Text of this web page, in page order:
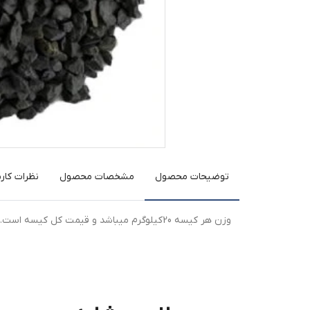
توضیحات محصول مشخصات محصول نظرات
وزن هر کیسه 20کیلوگرم میباشد و قیمت کل کیسه است.